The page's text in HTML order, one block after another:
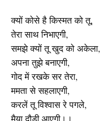
क्यों कोसे है किस्मत को तू,
तेरा साथ निभाएगी,
समझे क्यों तू खुद को अकेला,
अपना तुझे बनाएगी,
गोद में रखके सर तेरा,
ममता से सहलाएगी,
करलें तू विश्वास रे पगले,
मैया दौड़ी आएगी।।